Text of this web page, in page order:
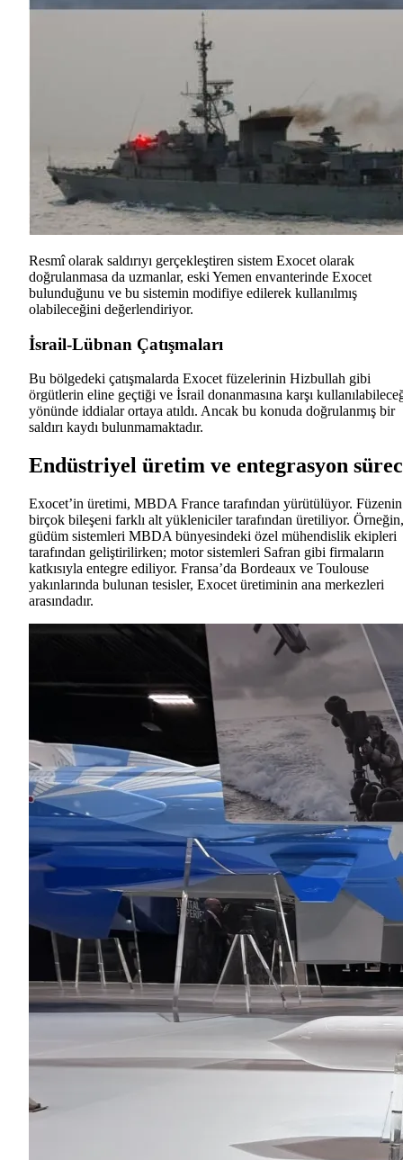
Resmî olarak saldırıyı gerçekleştiren sistem Exocet olarak
doğrulanmasa da uzmanlar, eski Yemen envanterinde Exocet
bulunduğunu ve bu sistemin modifiye edilerek kullanılmış
olabileceğini değerlendiriyor.
İsrail-Lübnan Çatışmaları
Bu bölgedeki çatışmalarda Exocet füzelerinin Hizbullah gibi
örgütlerin eline geçtiği ve İsrail donanmasına karşı
yönünde iddialar ortaya atıldı. Ancak bu konuda doğrulanmış bir
saldırı kaydı bulunmamaktadır.
Endüstriyel üretim ve entegrasyon
Exocet’in üretimi, MBDA France tarafından yürütülüyor. Füzenin
birçok bileşeni farklı alt yükleniciler tarafından üretiliyor. Örneğin,
güdüm sistemleri MBDA bünyesindeki özel mühendislik ekipleri
tarafından geliştirilirken; motor sistemleri Safran gibi firmaların
katkısıyla entegre ediliyor. Fransa’da Bordeaux ve Toulouse
yakınlarında bulunan tesisler, Exocet üretiminin ana merkezleri
arasındadır.